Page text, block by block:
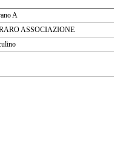
A
ASSOCIAZIONE